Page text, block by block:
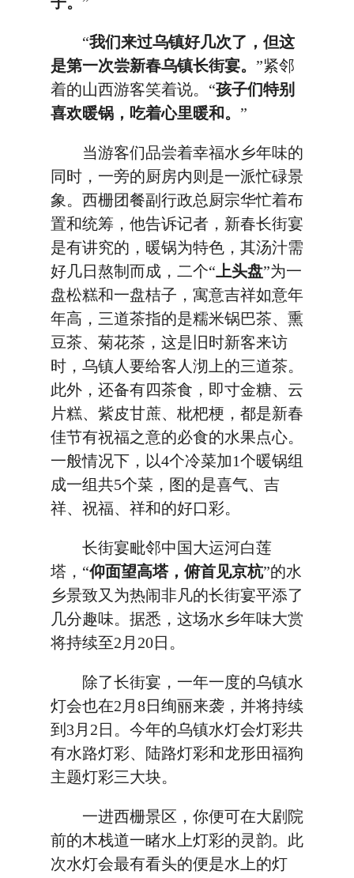
“我们来过乌镇好几次了，但这
是第一次尝新春乌镇长街宴。 ”紧邻
着的山西游客笑着说。“孩子们特别
喜欢暖锅，吃着心里暖和。 ”
当游客们品尝着幸福水乡年味的
同时，一旁的厨房内则是一派忙碌景
象。西栅团餐副行政总厨宗华忙着布
置和统筹，他告诉记者，新春长街宴
是有讲究的，暖锅为特色，其汤汁需
好几日熬制而成，二个“上头盘”为一
盘松糕和一盘桔子，寓意吉祥如意年
年高，三道茶指的是糯米锅巴茶、熏
豆茶、菊花茶，这是旧时新客来访
时，乌镇人要给客人沏上的三道茶。
此外，还备有四茶食，即寸金糖、云
片糕、紫皮甘蔗、枇杷梗，都是新春
佳节有祝福之意的必食的水果点心。
一般情况下，以4个冷菜加1个暖锅组
成一组共5个菜，图的是喜气、吉
祥、祝福、祥和的好口彩。
长街宴毗邻中国大运河白莲
塔，“仰面望高塔，俯首见京杭”的水
乡景致又为热闹非凡的长街宴平添了
几分趣味。据悉，这场水乡年味大赏
将持续至2月20日。
除了长街宴，一年一度的乌镇水
灯会也在2月8日绚丽来袭，并将持续
到3月2日。今年的乌镇水灯会灯彩共
有水路灯彩、陆路灯彩和龙形田福狗
主题灯彩三大块。
一进西栅景区，你便可在大剧院
前的木栈道一睹水上灯彩的灵韵。此
次水灯会最有看头的便是水上的灯